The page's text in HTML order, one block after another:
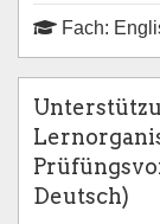
Fach:
Deutsch)